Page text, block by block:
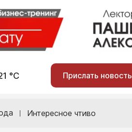
°С Прислать новость
Интересное чтиво